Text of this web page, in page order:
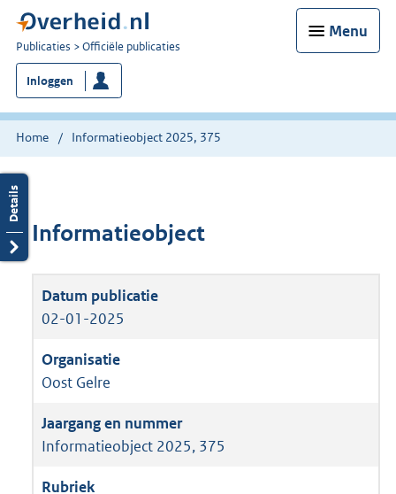
Menu
U
bent
nu
hier:
Publicaties Officiële publicaties
Inloggen
Home Informatieobject 2025, 375
Informatieobject
02-01-2025
Oost Gelre
Informatieobject 2025, 375